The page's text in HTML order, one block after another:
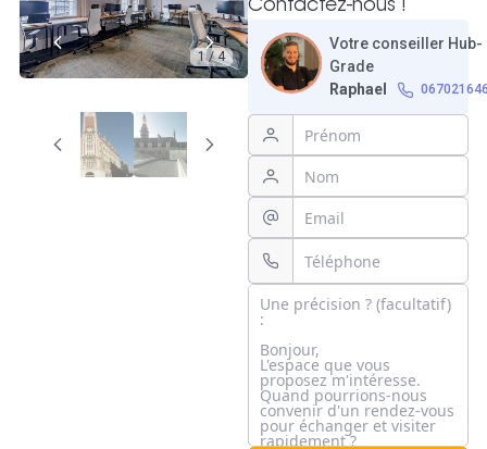
1 / 4
Contactez-nous !
Votre conseiller Hub-
Grade
Raphael